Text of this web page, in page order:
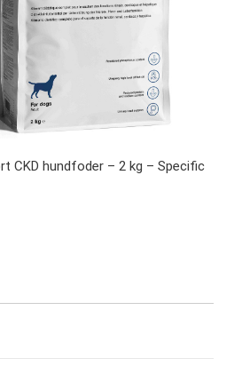
CKD hundfoder – 2 kg – Specific